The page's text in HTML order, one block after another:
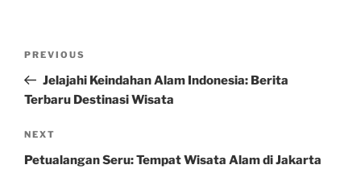
Previous
Post
PREVIOUS
Jelajahi Keindahan Alam Indonesia: Berita
Terbaru Destinasi Wisata
Next
Post
NEXT
Petualangan Seru: Tempat Wisata Alam di Jakarta